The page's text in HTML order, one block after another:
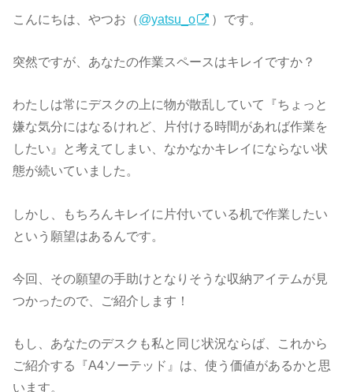
こんにちは、やつお（@yatsu_o ）です。
突然ですが、あなたの作業スペースはキレイですか？
わたしは常にデスクの上に物が散乱していて『ちょっと
嫌な気分にはなるけれど、片付ける時間があれば作業を
したい』と考えてしまい、なかなかキレイにならない状
態が続いていました。
しかし、もちろんキレイに片付いている机で作業したい
という願望はあるんです。
今回、その願望の手助けとなりそうな収納アイテムが見
つかったので、ご紹介します！
もし、あなたのデスクも私と同じ状況ならば、これから
ご紹介する『A4ソーテッド』は、使う価値があるかと思
います。